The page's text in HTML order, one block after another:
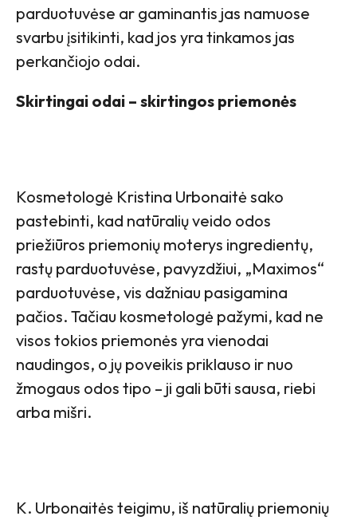
parduotuvėse ar gaminantis jas namuose
svarbu įsitikinti, kad jos yra tinkamos jas
perkančiojo odai.
Skirtingai odai – skirtingos priemonės
Kosmetologė Kristina Urbonaitė sako
pastebinti, kad natūralių veido odos
priežiūros priemonių moterys ingredientų,
rastų parduotuvėse, pavyzdžiui, „Maximos“
parduotuvėse, vis dažniau pasigamina
pačios. Tačiau kosmetologė pažymi, kad ne
visos tokios priemonės yra vienodai
naudingos, o jų poveikis priklauso ir nuo
žmogaus odos tipo – ji gali būti sausa, riebi
arba mišri.
K. Urbonaitės teigimu, iš natūralių priemonių